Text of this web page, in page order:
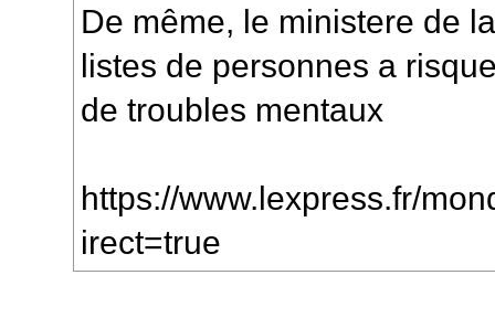
De même, le ministere de
listes de personnes a
de troubles mentaux
https://www.lexpress.fr/
irect=true